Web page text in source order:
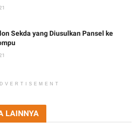
Sekda yang Diusulkan Pansel ke
LAINNYA